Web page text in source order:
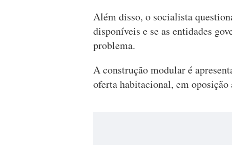
Além disso, o socialista
disponíveis e se as entidades
problema.
A construção modular é
oferta habitacional, em